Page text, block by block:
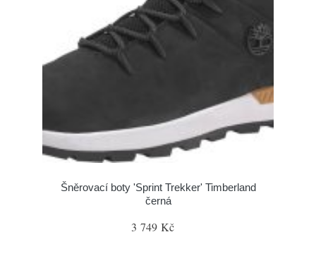
Šněrovací boty 'Sprint Trekker' Timberland
černá
3 749 Kč